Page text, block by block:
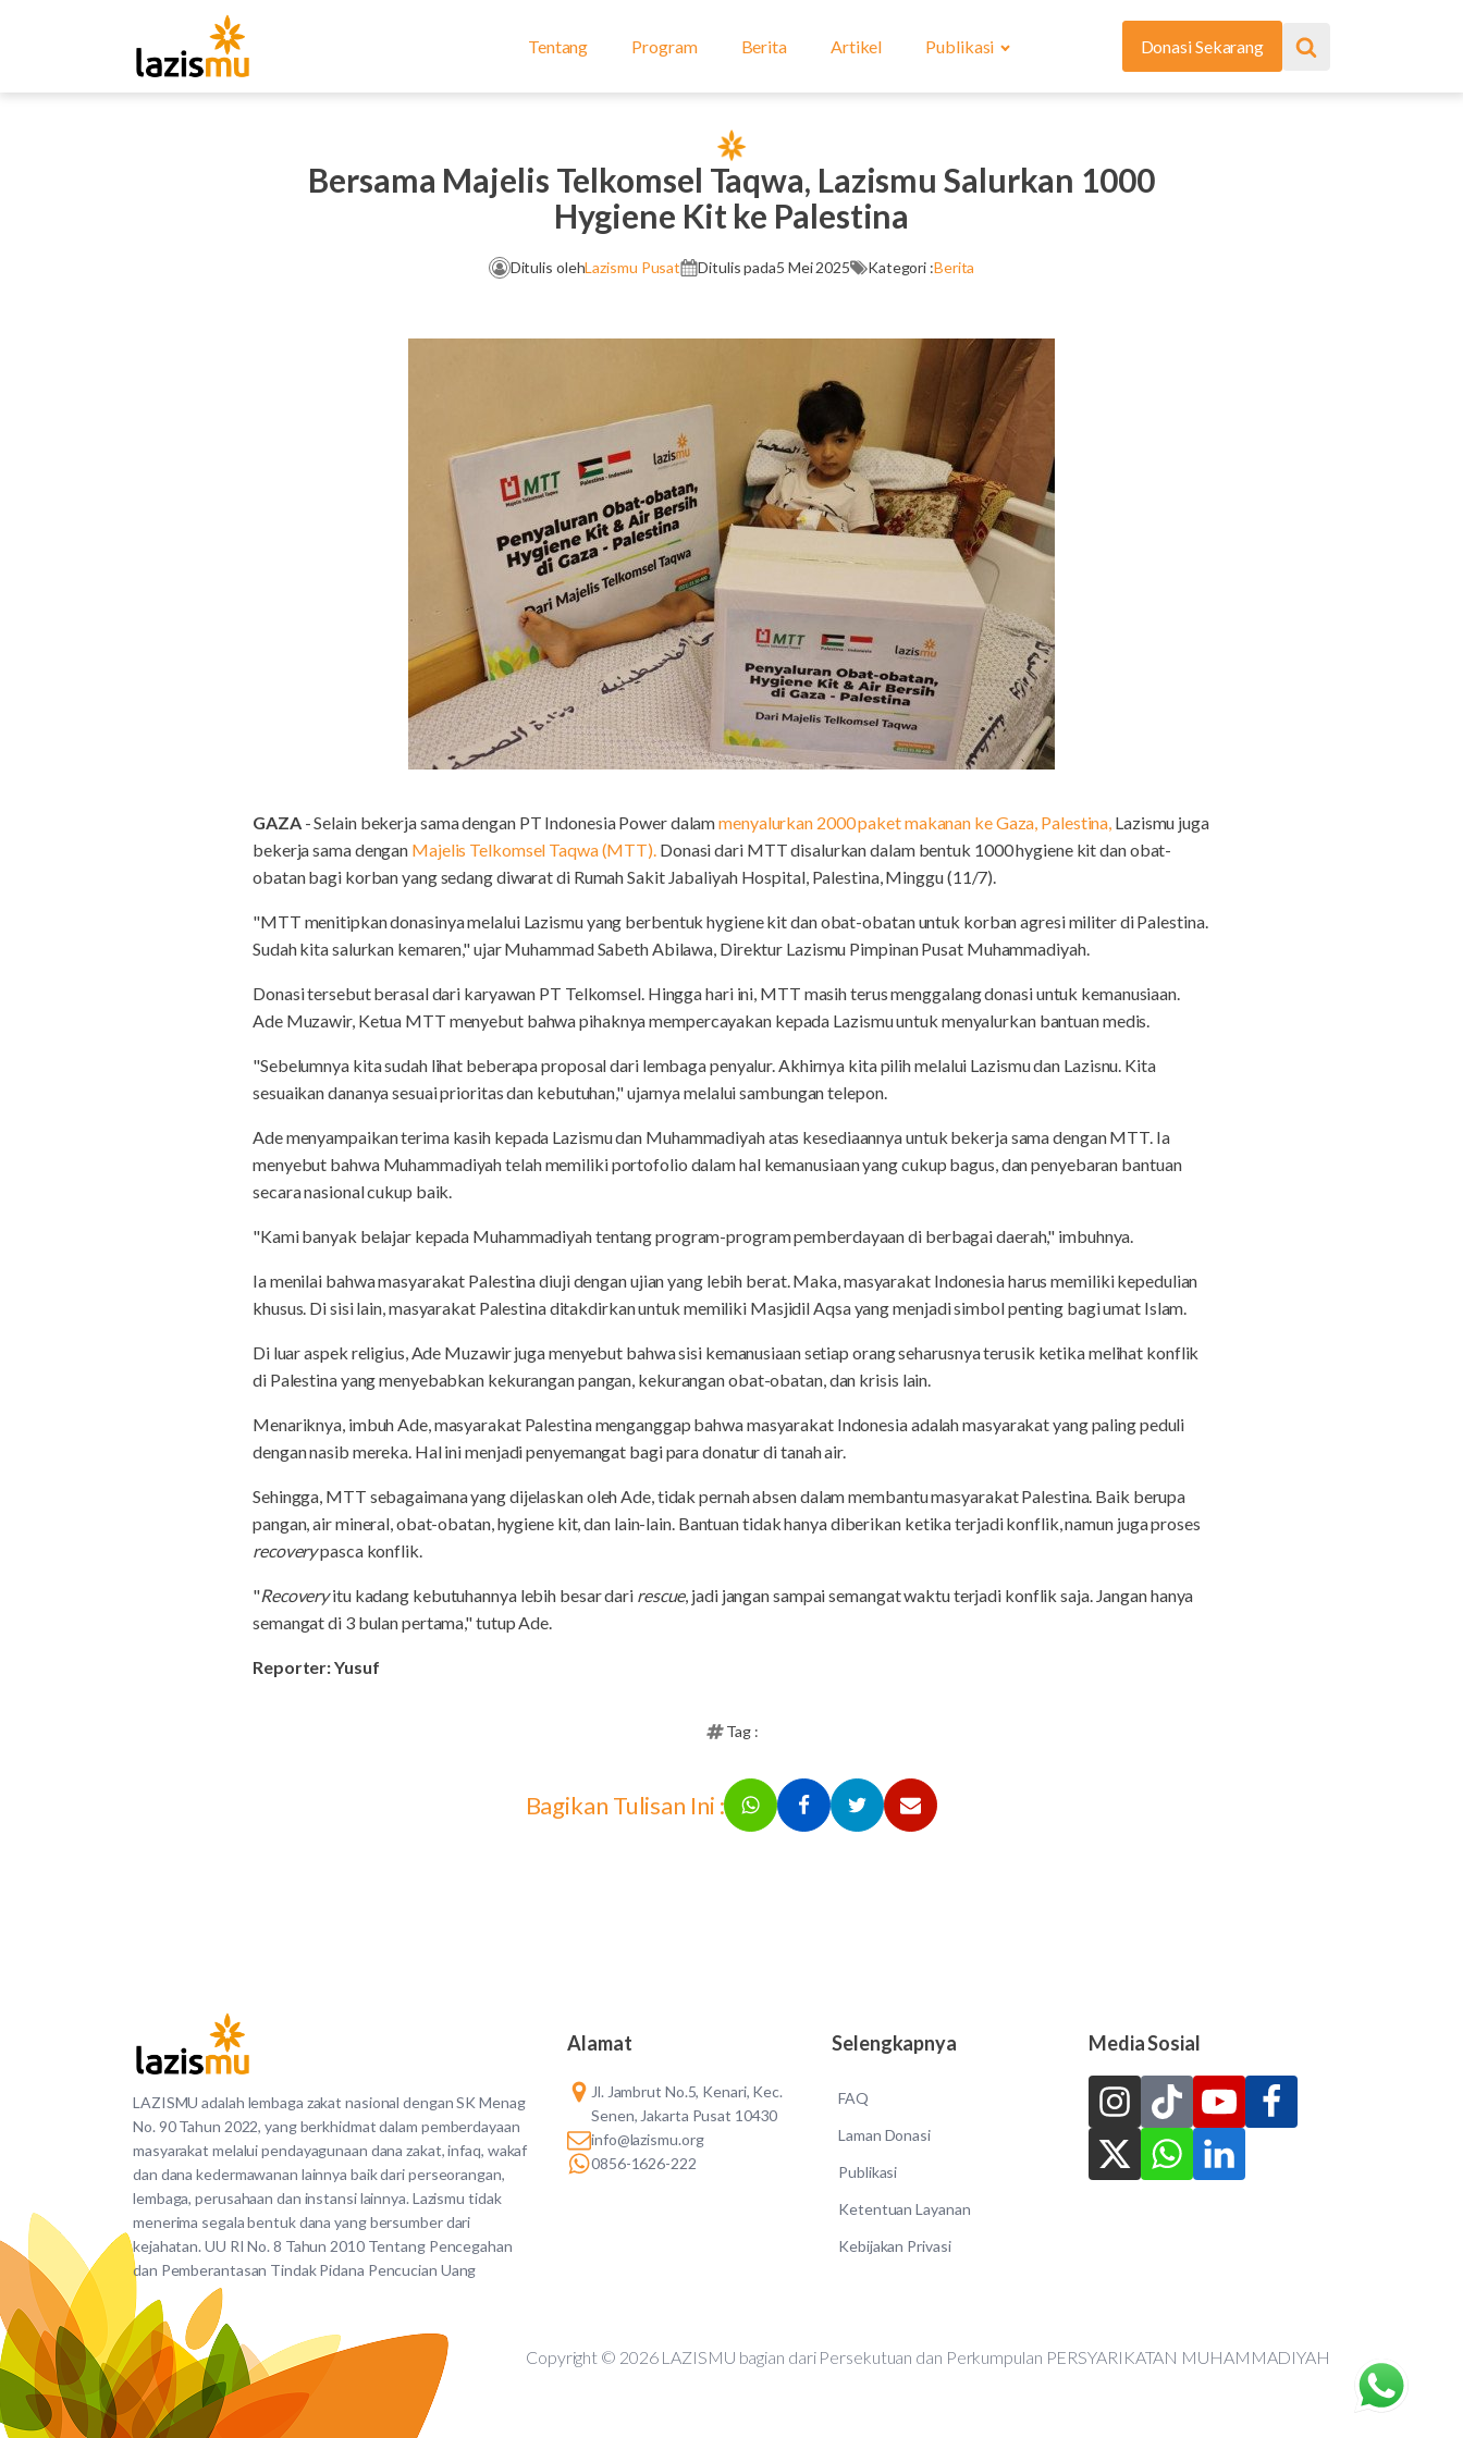
Tentang Program Berita Artikel Publikasi Donasi Sekarang
Bersama Majelis Telkomsel Taqwa, Lazismu Salurkan 1000
Hygiene Kit ke Palestina
Ditulis olehLazismu Pusat Ditulis pada5 Mei 2025 Kategori :Berita
GAZA- Selain bekerja sama dengan PT Indonesia Power dalammenyalurkan 2000 paket makanan ke Gaza, Palestina, Lazismu juga
bekerja sama dengan Majelis Telkomsel Taqwa (MTT). Donasi dari MTT disalurkan dalam bentuk 1000 hygiene kit dan obat-
obatan bagi korban yang sedang diwarat di Rumah Sakit Jabaliyah Hospital, Palestina, Minggu (11/7).
"MTT menitipkan donasinya melalui Lazismu yang berbentuk hygiene kit dan obat-obatan untuk korban agresi militer di Palestina.
Sudah kita salurkan kemaren," ujar Muhammad Sabeth Abilawa, Direktur Lazismu Pimpinan Pusat Muhammadiyah.
Donasi tersebut berasal dari karyawan PT Telkomsel. Hingga hari ini, MTT masih terus menggalang donasi untuk kemanusiaan.
Ade Muzawir, Ketua MTT menyebut bahwa pihaknya mempercayakan kepada Lazismu untuk menyalurkan bantuan medis.
"Sebelumnya kita sudah lihat beberapa proposal dari lembaga penyalur. Akhirnya kita pilih melalui Lazismu dan Lazisnu. Kita
sesuaikan dananya sesuai prioritas dan kebutuhan," ujarnya melalui sambungan telepon.
Ade menyampaikan terima kasih kepada Lazismu dan Muhammadiyah atas kesediaannya untuk bekerja sama dengan MTT. Ia
menyebut bahwa Muhammadiyah telah memiliki portofolio dalam hal kemanusiaan yang cukup bagus, dan penyebaran bantuan
secara nasional cukup baik.
"Kami banyak belajar kepada Muhammadiyah tentang program-program pemberdayaan di berbagai daerah," imbuhnya.
Ia menilai bahwa masyarakat Palestina diuji dengan ujian yang lebih berat. Maka, masyarakat Indonesia harus memiliki kepedulian
khusus. Di sisi lain, masyarakat Palestina ditakdirkan untuk memiliki Masjidil Aqsa yang menjadi simbol penting bagi umat Islam.
Di luar aspek religius, Ade Muzawir juga menyebut bahwa sisi kemanusiaan setiap orang seharusnya terusik ketika melihat konflik
di Palestina yang menyebabkan kekurangan pangan, kekurangan obat-obatan, dan krisis lain.
Menariknya, imbuh Ade, masyarakat Palestina menganggap bahwa masyarakat Indonesia adalah masyarakat yang paling peduli
dengan nasib mereka. Hal ini menjadi penyemangat bagi para donatur di tanah air.
Sehingga, MTT sebagaimana yang dijelaskan oleh Ade, tidak pernah absen dalam membantu masyarakat Palestina. Baik berupa
pangan, air mineral, obat-obatan, hygiene kit, dan lain-lain. Bantuan tidak hanya diberikan ketika terjadi konflik, namun juga proses
recoverypasca konflik.
"Recoveryitu kadang kebutuhannya lebih besar dari rescue, jadi jangan sampai semangat waktu terjadi konflik saja. Jangan hanya
semangat di 3 bulan pertama," tutup Ade.
Reporter: Yusuf
Tag :
Bagikan Tulisan Ini :
LAZISMU adalah lembaga zakat nasional dengan SK Menag
No. 90 Tahun 2022, yang berkhidmat dalam pemberdayaan
masyarakat melalui pendayagunaan dana zakat, infaq, wakaf
dan dana kedermawanan lainnya baik dari perseorangan,
lembaga, perusahaan dan instansi lainnya. Lazismu tidak
menerima segala bentuk dana yang bersumber dari
kejahatan. UU RI No. 8 Tahun 2010 Tentang Pencegahan
dan Pemberantasan Tindak Pidana Pencucian Uang
Alamat
Jl. Jambrut No.5, Kenari, Kec.
Senen, Jakarta Pusat 10430
info@lazismu.org
0856-1626-222
Selengkapnya
FAQ
Laman Donasi
Publikasi
Ketentuan Layanan
Kebijakan Privasi
Media Sosial
Copyright © 2026 LAZISMU bagian dari Persekutuan dan Perkumpulan PERSYARIKATAN MUHAMMADIYAH